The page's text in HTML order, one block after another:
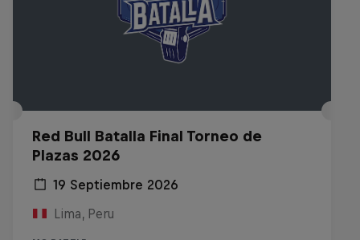
Red Bull Batalla Final Torneo de
Plazas 2026
19 Septiembre 2026
Lima, Peru